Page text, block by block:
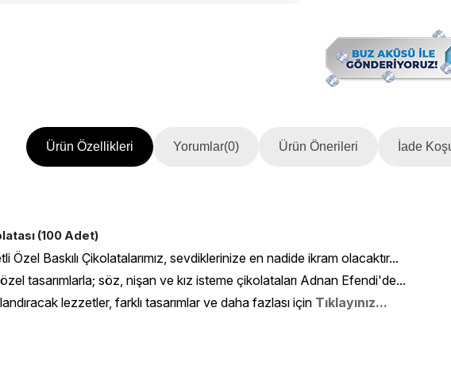
Ürün Özellikleri Yorumlar(0) Ürün Önerileri İade
(100 Adet)
Özel Baskılı Çikolatalarımız, sevdiklerinize en nadide ikram olacaktır...
tasarımlarla; söz, nişan ve kız isteme çikolataları Adnan Efendi'de...
lezzetler, farklı tasarımlar ve daha fazlası için Tıklayınız...